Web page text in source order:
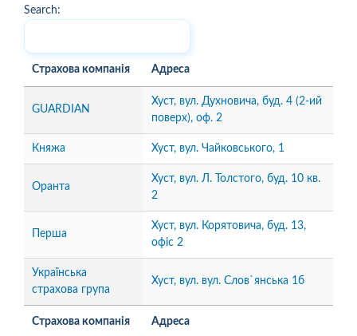
Search:
Страхова компанія Адреса
Страхова компанія Адреса
GUARDIAN
Хуст, вул. Духновича, буд. 4 (2-ий
поверх), оф. 2
Княжа Хуст, вул. Чайковського, 1
Оранта
Хуст, вул. Л. Толстого, буд. 10 кв.
2
Перша
Хуст, вул. Корятовича, буд. 13,
офіс 2
Українська
страхова група
Хуст, вул. вул. Слов`янська 1б